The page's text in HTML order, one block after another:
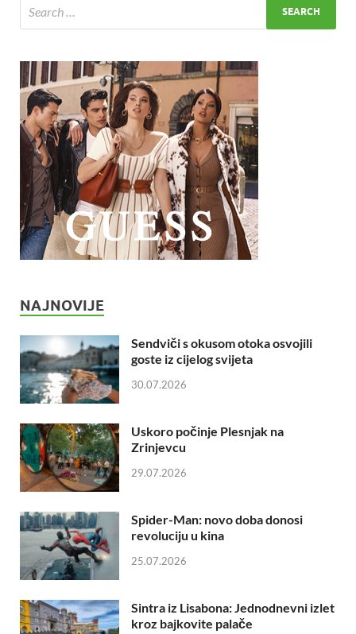
NAJNOVIJE
Sendviči s okusom otoka osvojili
goste iz cijelog svijeta
30.07.2026
Uskoro počinje Plesnjak na
Zrinjevcu
29.07.2026
Spider-Man: novo doba donosi
revoluciju u kina
25.07.2026
Sintra iz Lisabona: Jednodnevni izlet
kroz bajkovite palače